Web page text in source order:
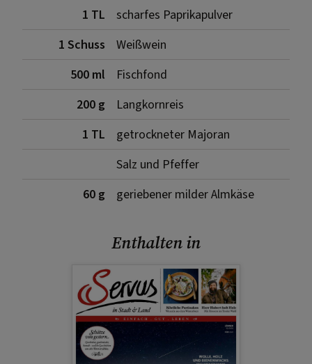
1 TL
scharfes Paprikapulver
1 Schuss
Weißwein
500 ml
Fischfond
200 g
Langkornreis
1 TL
getrockneter Majoran
Salz und Pfeffer
60 g
geriebener milder Almkäse
Enthalten in